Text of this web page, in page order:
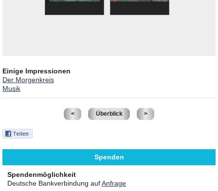
Einige Impressionen
Der Morgenkreis
Musik
< Überblick >
Spenden
Spendenmöglichkeit
Deutsche Bankverbindung aufAnfrage